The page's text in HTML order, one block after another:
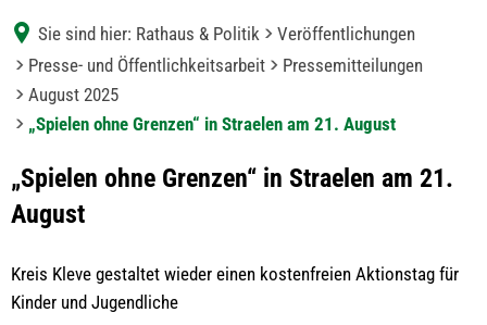
Sie sind hier: Rathaus & Politik
Veröffentlichungen
Presse- und Öffentlichkeitsarbeit
Pressemitteilungen
August 2025
„Spielen ohne Grenzen“ in Straelen am 21. August
„Spielen ohne Grenzen“ in Straelen am 21.
August
Kreis Kleve gestaltet wieder einen kostenfreien Aktionstag für
Kinder und Jugendliche